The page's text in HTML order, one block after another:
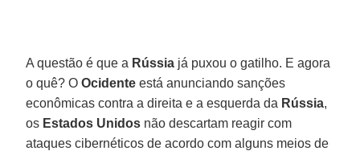
A questão é que a Rússia já puxou o gatilho. E agora
o quê? OOcidente está anunciando sanções
econômicas contra a direita e a esquerda da Rússia,
os Estados Unidos não descartam reagir com
ataques cibernéticos de acordo com alguns meios de